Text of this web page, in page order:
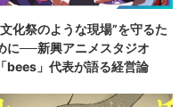
化祭のような現場”を守るた
に──新興アニメスタジオ
「bees」代表が語る経営論